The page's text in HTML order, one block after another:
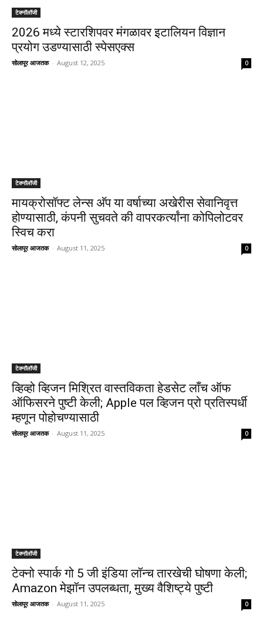
टेक्नॉलॉजी
2026 मध्ये स्टारशिपवर मंगळावर इटालियन विज्ञान
प्रयोग उडण्यासाठी स्पेसएक्स
सोलापूर आजतक - August 12, 2025 0
टेक्नॉलॉजी
मायक्रोसॉफ्ट लेन्स अ‍ॅप या वर्षाच्या अखेरीस सेवानिवृत्त
होण्यासाठी, कंपनी सुचवते की वापरकर्त्यांना कोपिलोटवर
स्विच करा
सोलापूर आजतक - August 11, 2025 0
टेक्नॉलॉजी
व्हिव्हो व्हिजन मिश्रित वास्तविकता हेडसेट लाँच ऑफ
ऑफिसरने पुष्टी केली; Apple पल व्हिजन प्रो प्रतिस्पर्धी
म्हणून पोहोचण्यासाठी
सोलापूर आजतक - August 11, 2025 0
टेक्नॉलॉजी
टेक्नो स्पार्क गो 5 जी इंडिया लॉन्च तारखेची घोषणा केली;
Amazon मेझॉन उपलब्धता, मुख्य वैशिष्ट्ये पुष्टी
सोलापूर आजतक - August 11, 2025 0